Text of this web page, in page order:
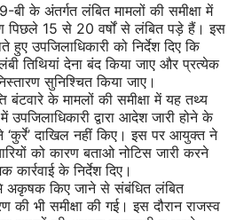
बी के अंतर्गत लंबित मामलों की समीक्षा में
पिछले 15 से 20 वर्षों से लंबित पड़े हैं। इस
उपजिलाधिकारी को निर्देश दिए कि
तिथियां देना बंद किया जाए और प्रत्येक
सुनिश्चित किया जाए।
बंटवारे के मामलों की समीक्षा में यह तथ्य
द्वारा आदेश जारी होने के
‘कुर्रे’ दाखिल नहीं किए। इस पर आयुक्त ने
को कारण बताओ नोटिस जारी करने
के निर्देश दिए।
अकृषक किए जाने से संबंधित लंबित
भी समीक्षा की गई। इस दौरान राजस्व